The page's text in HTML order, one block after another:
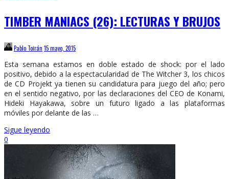
TIMBER MANIACS (26): LECTURAS Y BRUJOS
Pablo Toirán 15 mayo, 2015
Esta semana estamos en doble estado de shock: por el lado
positivo, debido a la espectacularidad de The Witcher 3, los chicos
de CD Projekt ya tienen su candidatura para juego del año; pero
en el sentido negativo, por las declaraciones del CEO de Konami,
Hideki Hayakawa, sobre un futuro ligado a las plataformas
móviles por delante de las …
Sigue leyendo
0